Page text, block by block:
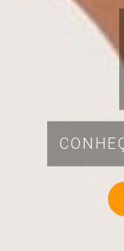
VEJA